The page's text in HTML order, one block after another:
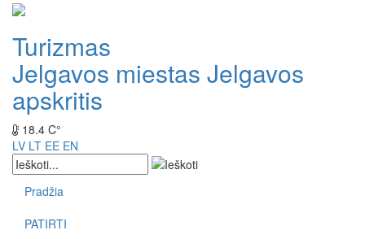
Turizmas
Jelgavos miestas Jelgavos
apskritis
18.4 C°
LV LT EE EN
Pradžia
PATIRTI